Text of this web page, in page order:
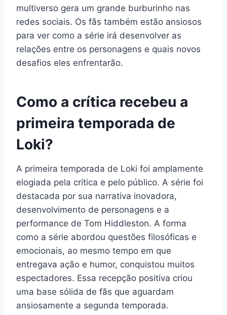
multiverso gera um grande burburinho nas
redes sociais. Os fãs também estão ansiosos
para ver como a série irá desenvolver as
relações entre os personagens e quais novos
desafios eles enfrentarão.
Como a crítica recebeu a
primeira temporada de
Loki?
A primeira temporada de Loki foi amplamente
elogiada pela crítica e pelo público. A série foi
destacada por sua narrativa inovadora,
desenvolvimento de personagens e a
performance de Tom Hiddleston. A forma
como a série abordou questões filosóficas e
emocionais, ao mesmo tempo em que
entregava ação e humor, conquistou muitos
espectadores. Essa recepção positiva criou
uma base sólida de fãs que aguardam
ansiosamente a segunda temporada.